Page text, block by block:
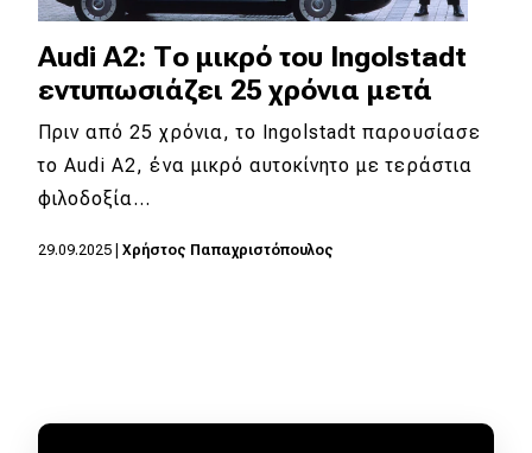
Classic
Νέα
Παρουσιάσεις
DRIVE Away
Οδηγός αγοράς
Audi A2: Το μικρό του Ιngolstadt
εντυπωσιάζει 25 χρόνια μετά
Πριν από 25 χρόνια, το Ιngolstadt παρουσίασε
το Audi A2, ένα μικρό αυτοκίνητο με τεράστια
φιλοδοξία…
29.09.2025 Χρήστος Παπαχριστόπουλος